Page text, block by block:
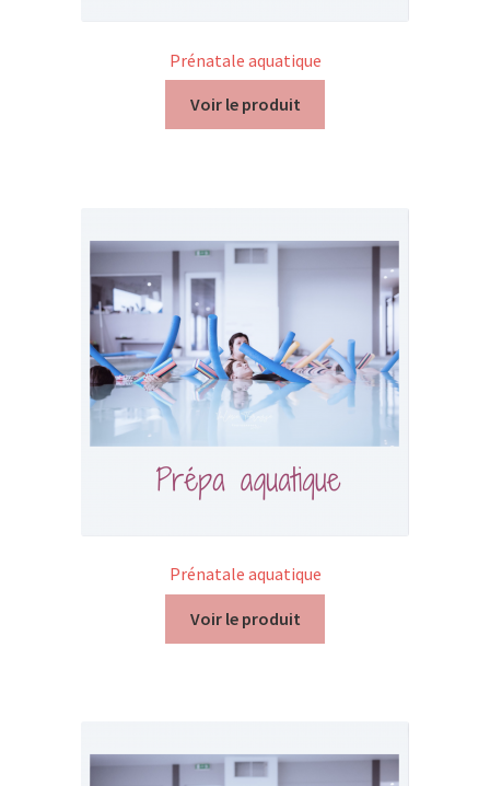
Première Inscription
Mes données UPSfB
Mes commandes
Formations Externes
Evénements
Formations Courtes
Prénatale aquatique
Voir le produit
Prénatale aquatique
Voir le produit